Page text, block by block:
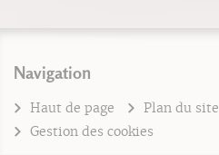
Navigation
Haut de page Plan du site
Gestion des cookies